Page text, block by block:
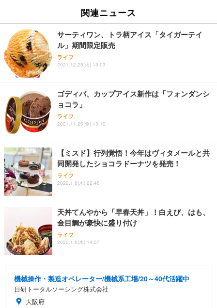
関連ニュース
サーティワン、トラ柄アイス「タイガーテイ
ル」期間限定販売
ライフ
2021.12.28(火) 13:03
ゴディバ、カップアイス新作は「フォンダンシ
ョコラ」
ライフ
2021.11.26(金) 13:10
【ミスド】行列覚悟！今年はヴィタメールと共
同開発したショコラドーナツを発売！
ライフ
2022.1.6(木) 22:48
天丼てんやから「早春天丼」！白えび、はも、
金目鯛が豪快に盛り付け
ライフ
2022.1.6(木) 14:07
機械操作・製造オペレーター/機械系工場/20～40代活躍中
日研トータルソーシング株式会社
大阪府